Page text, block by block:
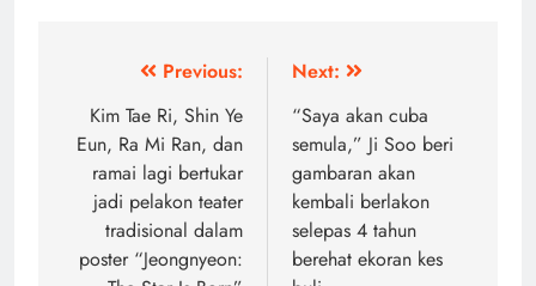
navigation
Previous:
Kim Tae Ri, Shin Ye
Eun, Ra Mi Ran, dan
ramai lagi bertukar
jadi pelakon teater
tradisional dalam
poster “Jeongnyeon:
Next:
“Saya akan cuba
semula,” Ji Soo beri
gambaran akan
kembali berlakon
selepas 4 tahun
berehat ekoran kes